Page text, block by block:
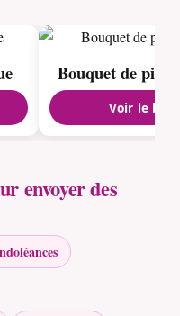
Bouquet de
Voir le
envoyer des